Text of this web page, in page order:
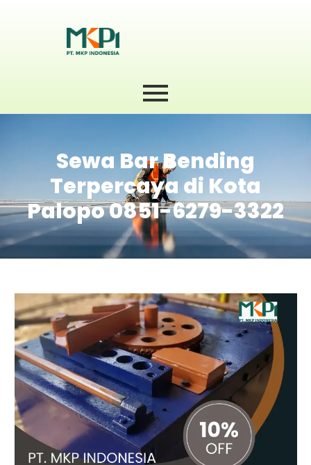
Sewa Bar Bending
Terpercaya di Kota
Palopo 0851-6279-3322